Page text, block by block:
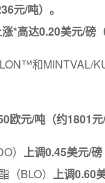
元/吨）。
*高达0.20美元/磅
和MINTVAL/
欧元/吨（约1801元/
） 上调0.45美元/磅
（BLO） 上调0.60